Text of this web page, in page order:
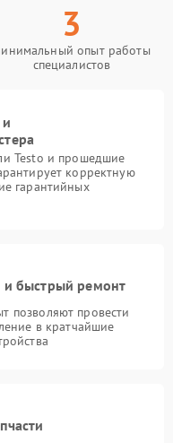
3
опыт работы
специалистов
Testo и прошедшие
корректную
гарантийных
и быстрый ремонт
позволяют провести
в кратчайшие